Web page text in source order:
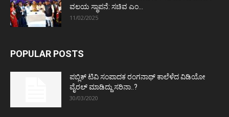
ವಲಯ ಸ್ಥಾಪನೆ: ಸಚಿವ ಎಂ...
11/02/2025
POPULAR POSTS
ಪಬ್ಲಿಕ್ ಟಿವಿ ಸಂಪಾದಕ ರಂಗನಾಥ್ ಕಾಲೆಳೆದ ವಿಡಿಯೋ
ವೈರಲ್ ಮಾಡಿದ್ದು ಸರಿನಾ..?
30/03/2020